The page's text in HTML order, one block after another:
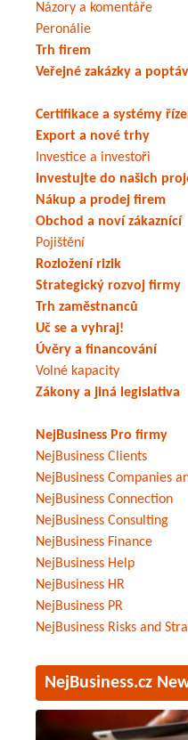
Názory a komentáře
Peronálie
Trh firem
Veřejné zakázky a
Certifikace a systémy
Export a nové trhy
Investice a investoři
Investujte do našich
Nákup a prodej firem
Obchod a noví zákaznící
Pojištění
Rozložení rizik
Strategický rozvoj firmy
Trh zaměstnanců
Uč se a vyhraj!
Úvěry a financování
Volné kapacity
Zákony a jiná legislativa
NejBusiness Pro firmy
NejBusiness Clients
NejBusiness Companies
NejBusiness Connection
NejBusiness Consulting
NejBusiness Finance
NejBusiness Help
NejBusiness HR
NejBusiness PR
NejBusiness Risks and
NejBusiness.cz